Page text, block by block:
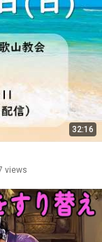
32:16
views